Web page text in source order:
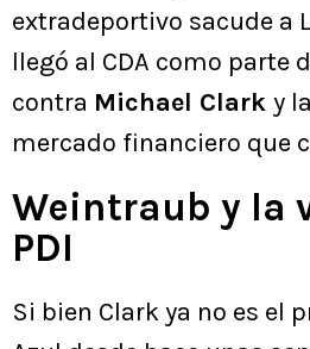
extradeportivo sacude a
llegó al CDA como parte
contra Michael Clark y
mercado financiero que
Weintraub y la
PDI
Si bien Clark ya no es el